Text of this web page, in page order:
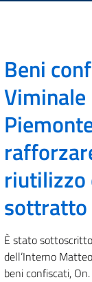
Beni
Viminale
riutilizzo
sottratto
È stato
dell’Interno
beni confiscati,